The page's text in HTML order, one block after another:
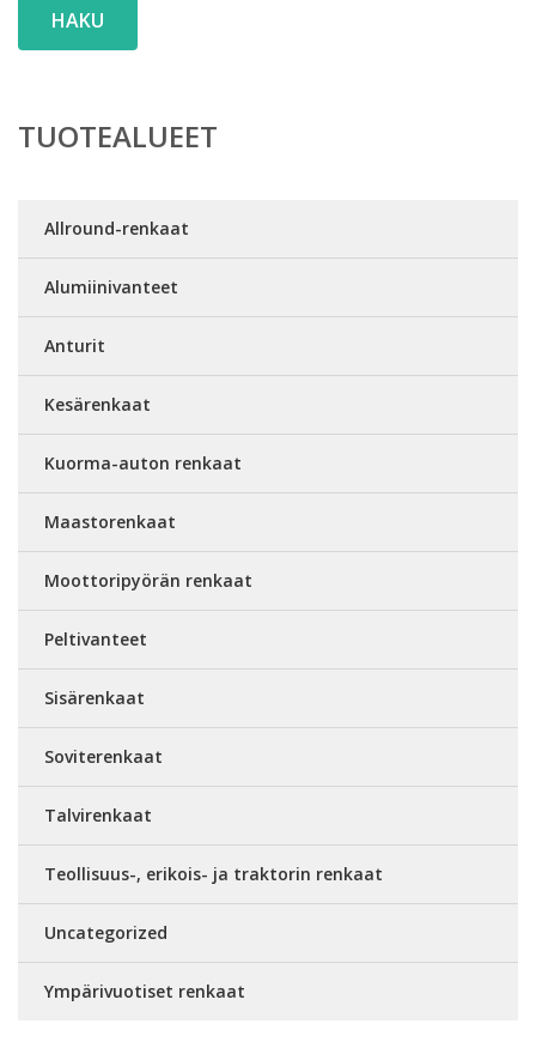
HAKU
TUOTEALUEET
Allround-renkaat
Alumiinivanteet
Anturit
Kesärenkaat
Kuorma-auton renkaat
Maastorenkaat
Moottoripyörän renkaat
Peltivanteet
Sisärenkaat
Soviterenkaat
Talvirenkaat
Teollisuus-, erikois- ja traktorin renkaat
Uncategorized
Ympärivuotiset renkaat